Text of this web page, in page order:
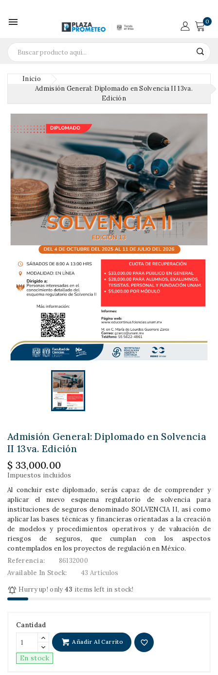
 0
Inicio
Admisión General: Diplomado en Solvencia II 13va.
Edición
Admisión General: Diplomado en Solvencia
II 13va. Edición
$ 33,000.00
Impuestos incluidos
Al concluir este diplomado, serás capaz de de comprender y
aplicar el nuevo esquema regulatorio de solvencia para
instituciones de seguros denominado SOLVENCIA II, así como
aplicar las bases técnicas y financieras orientadas a la creación
de modelos y procedimientos operativos y de valuación de
riesgos de seguros, que cumplan con los aspectos
contemplados en los proyectos de regulación en México.
Referencia:
86132000
Available In Stock:
43 Artículos
 Hurry up! only 43 items left in stock!
Cantidad
Añadir Al Carrito favorite_border
En stock